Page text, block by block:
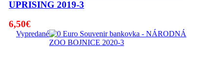
UPRISING 2019-3
6,50€
Vypredané